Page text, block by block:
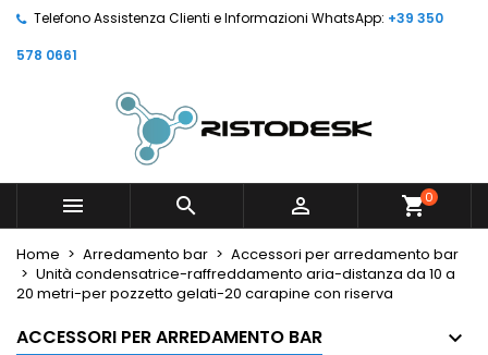
Telefono Assistenza Clienti e Informazioni WhatsApp: +39 350
578 0661
   shopping_cart0
Home Arredamento bar
Accessori per arredamento bar
Unità condensatrice-raffreddamento aria-distanza da 10 a
20 metri-per pozzetto gelati-20 carapine con riserva
ACCESSORI PER ARREDAMENTO BAR